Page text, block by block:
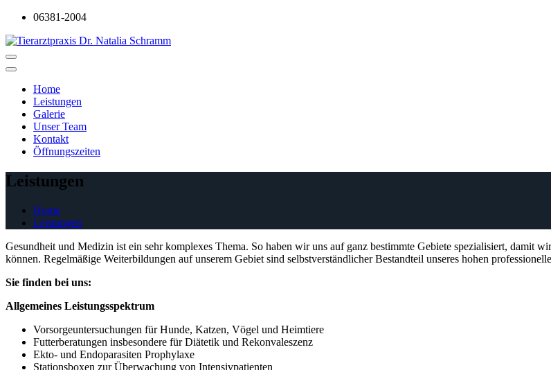
Skip
the
content
06381-2004
Home
Leistungen
Galerie
Unser Team
Kontakt
Öffnungszeiten
Leistungen
Home
Leistungen
Gesundheit und Medizin ist ein sehr komplexes Thema. So haben wir uns auf ganz bestimmte Gebiete spezialisiert, damit
können. Regelmäßige Weiterbildungen auf unserem Gebiet sind selbstverständlicher Bestandteil unseres hohen
Sie finden bei uns:
Allgemeines Leistungsspektrum
Vorsorgeuntersuchungen für Hunde, Katzen, Vögel und Heimtiere
Futterberatungen insbesondere für Diätetik und Rekonvaleszenz
Ekto- und Endoparasiten Prophylaxe
Stationsboxen zur Überwachung von Intensivpatienten